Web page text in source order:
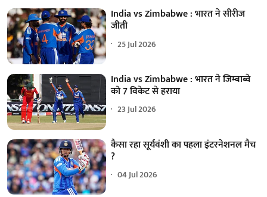
India vs Zimbabwe : भारत ने सीरीज
जीती
25 Jul 2026
India vs Zimbabwe : भारत ने जिम्बाब्वे
को 7 विकेट से हराया
23 Jul 2026
कैसा रहा सूर्यवंशी का पहला इंटरनेशनल मैच
?
04 Jul 2026